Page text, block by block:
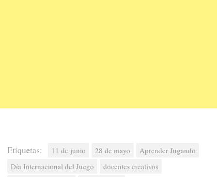
Etiquetas: 11 de junio 28 de mayo
Aprender Jugando
Día Internacional del Juego
docentes creativos